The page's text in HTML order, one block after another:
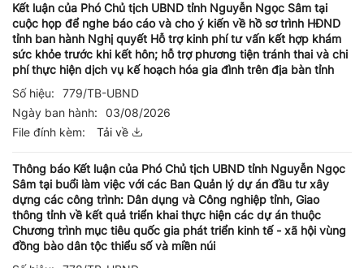
Kết luận của Phó Chủ tịch UBND tỉnh Nguyễn Ngọc Sâm tại
cuộc họp để nghe báo cáo và cho ý kiến về hồ sơ trình HĐND
tỉnh ban hành Nghị quyết Hỗ trợ kinh phí tư vấn kết hợp khám
sức khỏe trước khi kết hôn; hỗ trợ phương tiện tránh thai và chi
phí thực hiện dịch vụ kế hoạch hóa gia đình trên địa bàn tỉnh
Số hiệu:
779/TB-UBND
Ngày ban hành:
03/08/2026
File đính kèm:
Tải về
Thông báo Kết luận của Phó Chủ tịch UBND tỉnh Nguyễn Ngọc
Sâm tại buổi làm việc với các Ban Quản lý dự án đầu tư xây
dựng các công trình: Dân dụng và Công nghiệp tỉnh, Giao
thông tỉnh về kết quả triển khai thực hiện các dự án thuộc
Chương trình mục tiêu quốc gia phát triển kinh tế - xã hội vùng
đồng bào dân tộc thiểu số và miền núi